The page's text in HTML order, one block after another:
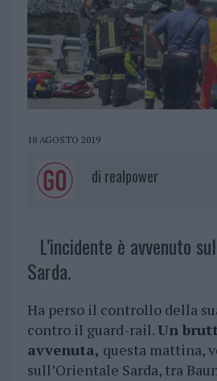
18 AGOSTO 2019
di realpower
L’incidente è avvenuto
Sarda.
Ha perso il controllo della
contro il guard-rail.Un
avvenuta, questa mattina,
sull’Orientale Sarda, tra